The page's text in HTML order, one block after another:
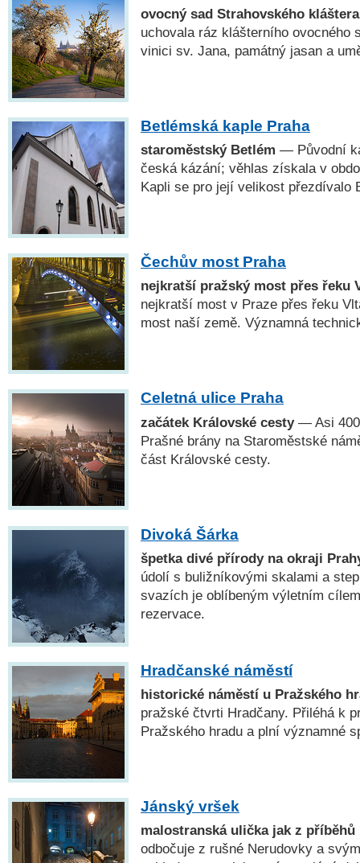
ovocný sad Strahovského kláštera
uchovala ráz klášterního ovocného
vinici sv. Jana, památný jasan a
Betlémská kaple Praha
staroměstský Betlém — Původní
česká kázání; věhlas získala v
Kapli se pro její velikost přezdívalo
Čechův most Praha
nejkratší pražský most přes řeku
nejkratší most v Praze přes řeku
most naší země. Významná
Celetná ulice Praha
začátek Královské cesty— Asi 400
Prašné brány na Staroměstské
část Královské cesty.
Divoká Šárka
špetka divé přírody na okraji
údolí s buližníkovými skalami a
svazích je oblíbeným výletním
rezervace.
Hradčanské náměstí
historické náměstí u Pražského
pražské čtvrti Hradčany. Přiléhá k
Pražského hradu a plní významné
Jánský vršek
malostranská ulička jak z příběhů
odbočuje z rušné Nerudovky a